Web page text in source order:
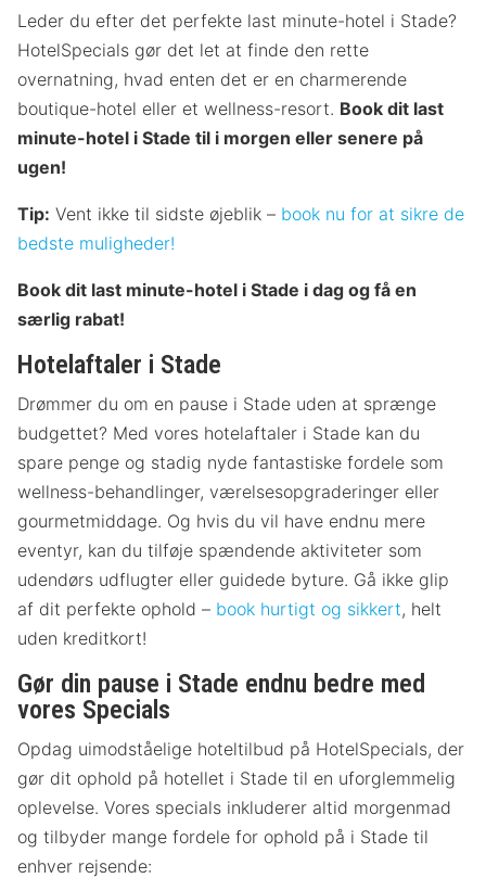
Leder du efter det perfekte last minute-hotel i Stade?
HotelSpecials gør det let at finde den rette
overnatning, hvad enten det er en charmerende
boutique-hotel eller et wellness-resort. Book dit last
minute-hotel i Stade til i morgen eller senere på
ugen!
Tip: Vent ikke til sidste øjeblik – book nu for at sikre de
bedste muligheder!
Book dit last minute-hotel i Stade i dag og få en
særlig rabat!
Hotelaftaler i Stade
Drømmer du om en pause i Stade uden at sprænge
budgettet? Med vores hotelaftaler i Stade kan du
spare penge og stadig nyde fantastiske fordele som
wellness-behandlinger, værelsesopgraderinger eller
gourmetmiddage. Og hvis du vil have endnu mere
eventyr, kan du tilføje spændende aktiviteter som
udendørs udflugter eller guidede byture. Gå ikke glip
af dit perfekte ophold – book hurtigt og sikkert, helt
uden kreditkort!
Gør din pause i Stade endnu bedre med
vores Specials
Opdag uimodståelige hoteltilbud på HotelSpecials, der
gør dit ophold på hotellet i Stade til en uforglemmelig
oplevelse. Vores specials inkluderer altid morgenmad
og tilbyder mange fordele for ophold på i Stade til
enhver rejsende: